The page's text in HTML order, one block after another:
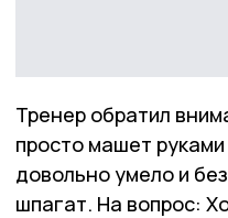
Тренер обратил
просто машет
довольно умело и
шпагат. На вопрос: